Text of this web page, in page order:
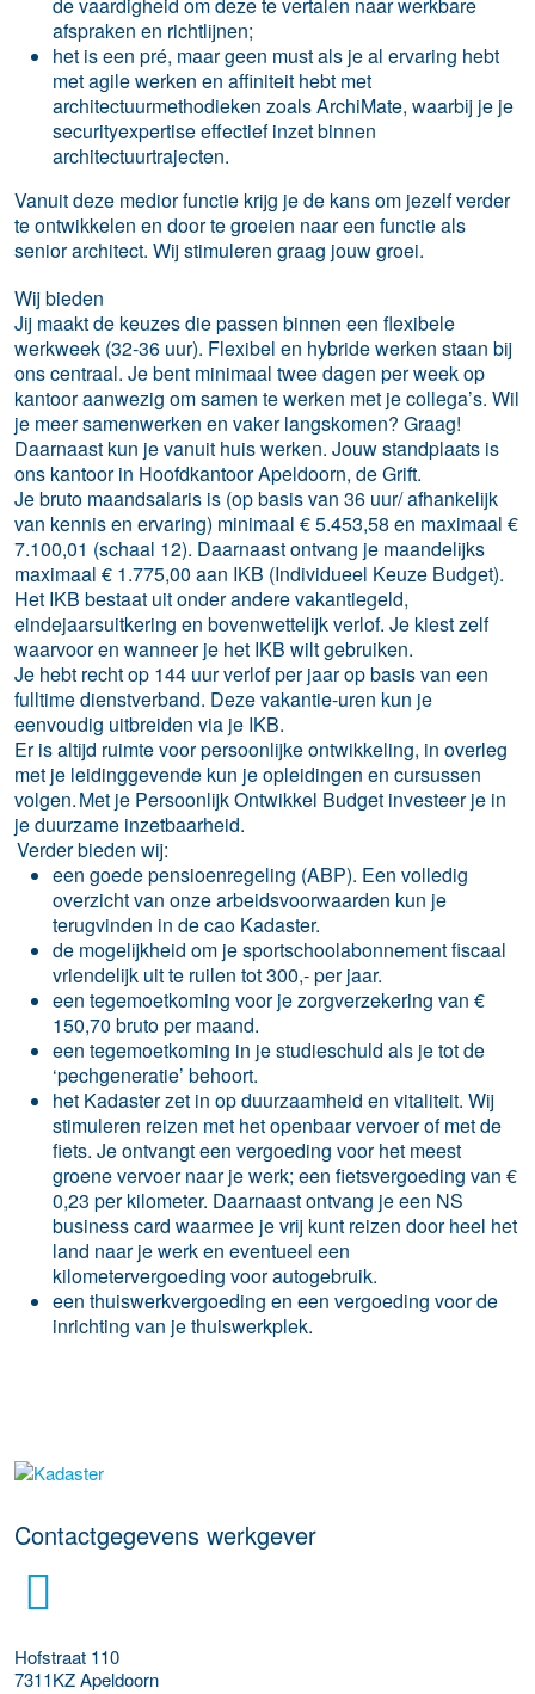
afspraken en richtlijnen;
het is een pré, maar geen must als je al ervaring hebt
met agile werken en affiniteit hebt met
architectuurmethodieken zoals ArchiMate, waarbij je je
securityexpertise effectief inzet binnen
architectuurtrajecten.
Vanuit deze medior functie krijg je de kans om jezelf verder
te ontwikkelen en door te groeien naar een functie als
senior architect. Wij stimuleren graag jouw groei.
Wij bieden
Jij maakt de keuzes die passen binnen een flexibele
werkweek (32-36 uur). Flexibel en hybride werken staan bij
ons centraal. Je bent minimaal twee dagen per week op
kantoor aanwezig om samen te werken met je collega’s. Wil
je meer samenwerken en vaker langskomen? Graag!
Daarnaast kun je vanuit huis werken. Jouw standplaats is
ons kantoor in Hoofdkantoor Apeldoorn, de Grift.
Je bruto maandsalaris is (op basis van 36 uur/ afhankelijk
van kennis en ervaring) minimaal € 5.453,58 en maximaal €
7.100,01 (schaal 12). Daarnaast ontvang je maandelijks
maximaal € 1.775,00 aan IKB (Individueel Keuze Budget).
Het IKB bestaat uit onder andere vakantiegeld,
eindejaarsuitkering en bovenwettelijk verlof. Je kiest zelf
waarvoor en wanneer je het IKB wilt gebruiken.
Je hebt recht op 144 uur verlof per jaar op basis van een
fulltime dienstverband. Deze vakantie-uren kun je
eenvoudig uitbreiden via je IKB.
Er is altijd ruimte voor persoonlijke ontwikkeling, in overleg
met je leidinggevende kun je opleidingen en cursussen
volgen. Met je Persoonlijk Ontwikkel Budget investeer je in
je duurzame inzetbaarheid.
Verder bieden wij:
een goede pensioenregeling (ABP). Een volledig
overzicht van onze arbeidsvoorwaarden kun je
terugvinden in de cao Kadaster.
de mogelijkheid om je sportschoolabonnement fiscaal
vriendelijk uit te ruilen tot 300,- per jaar.
een tegemoetkoming voor je zorgverzekering van €
150,70 bruto per maand.
een tegemoetkoming in je studieschuld als je tot de
‘pechgeneratie’ behoort.
het Kadaster zet in op duurzaamheid en vitaliteit. Wij
stimuleren reizen met het openbaar vervoer of met de
fiets. Je ontvangt een vergoeding voor het meest
groene vervoer naar je werk; een fietsvergoeding van €
0,23 per kilometer. Daarnaast ontvang je een NS
business card waarmee je vrij kunt reizen door heel het
land naar je werk en eventueel een
kilometervergoeding voor autogebruik.
een thuiswerkvergoeding en een vergoeding voor de
inrichting van je thuiswerkplek.
Meer werkgever details
Contactgegevens werkgever
Hofstraat 110
7311KZApeldoorn